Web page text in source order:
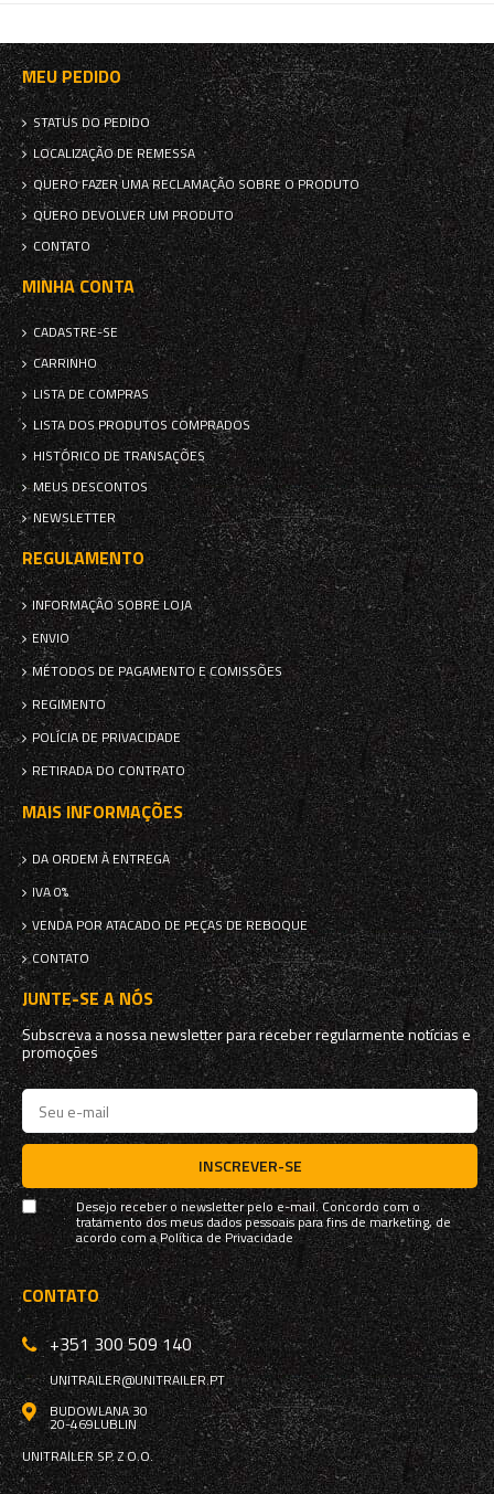
MEU PEDIDO
STATUS DO PEDIDO
LOCALIZAÇÃO DE REMESSA
QUERO FAZER UMA RECLAMAÇÃO SOBRE O PRODUTO
QUERO DEVOLVER UM PRODUTO
CONTATO
MINHA CONTA
CADASTRE-SE
CARRINHO
LISTA DE COMPRAS
LISTA DOS PRODUTOS COMPRADOS
HISTÓRICO DE TRANSAÇÕES
MEUS DESCONTOS
NEWSLETTER
REGULAMENTO
INFORMAÇÃO SOBRE LOJA
ENVIO
MÉTODOS DE PAGAMENTO E COMISSÕES
REGIMENTO
POLÍCIA DE PRIVACIDADE
RETIRADA DO CONTRATO
MAIS INFORMAÇÕES
DA ORDEM À ENTREGA
IVA 0%
VENDA POR ATACADO DE PEÇAS DE REBOQUE
CONTATO
JUNTE-SE A NÓS
Subscreva a nossa newsletter para receber regularmente notícias e
promoções
INSCREVER-SE
Desejo receber o newsletter pelo e-mail. Concordo com o
tratamento dos meus dados pessoais para fins de marketing, de
acordo com aPolítica de Privacidade
CONTATO
+351 300 509 140
UNITRAILER@UNITRAILER.PT
BUDOWLANA 30
20-469LUBLIN
UNITRAILER SP. Z O.O.